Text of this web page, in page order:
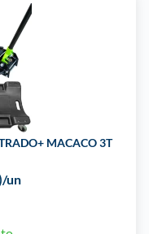
MACACO 3T
/un